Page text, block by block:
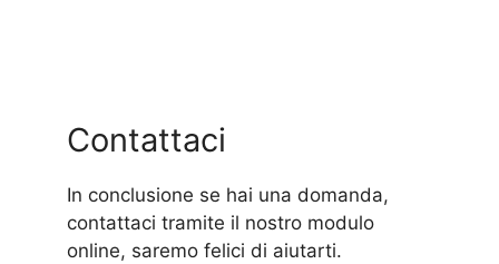
Contattaci
In conclusione se hai una domanda,
contattaci tramite il nostro modulo
online, saremo felici di aiutarti.